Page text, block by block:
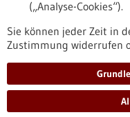
Informiert bleiben
Newsletter abonnieren
(„Analyse-Cookies“).
Sie können jeder Zeit in
Zustimmung widerrufen